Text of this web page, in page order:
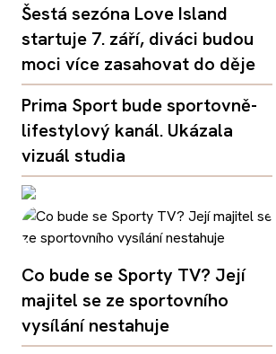
Šestá sezóna Love Island
startuje 7. září, diváci budou
moci více zasahovat do děje
Prima Sport bude sportovně-
lifestylový kanál. Ukázala
vizuál studia
Co bude se Sporty TV? Její
majitel se ze sportovního
vysílání nestahuje